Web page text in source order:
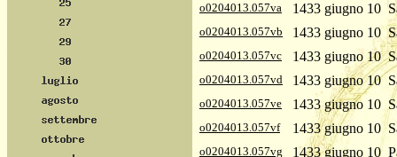
o0204013.057va 1433 giugno 10
o0204013.057vb 1433 giugno 10
o0204013.057vc 1433 giugno 10
o0204013.057vd 1433 giugno 10
o0204013.057ve 1433 giugno 10
o0204013.057vf 1433 giugno 10
o0204013.057vg 1433 giugno 10